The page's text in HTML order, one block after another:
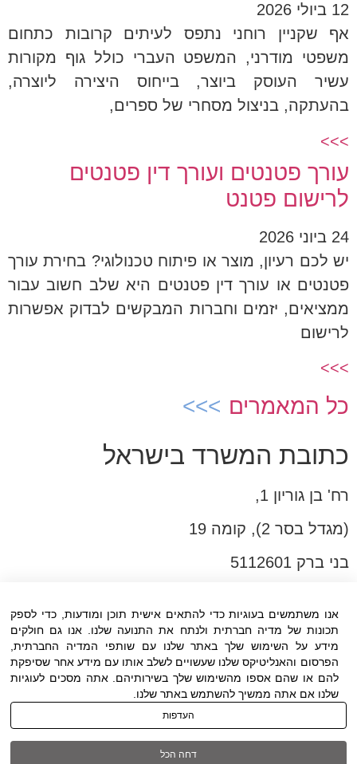
12 ביולי 2026
אף שקניין רוחני נתפס לעיתים קרובות כתחום
משפטי מודרני, המשפט העברי כולל גוף מקורות
עשיר העוסק ביוצר, בייחוס היצירה ליוצרה,
בהעתקה, בניצול מסחרי של ספרים,
>>>
עורך פטנטים ועורך דין פטנטים
לרישום פטנט
24 ביוני 2026
יש לכם רעיון, מוצר או פיתוח טכנולוגי? בחירת עורך
פטנטים או עורך דין פטנטים היא שלב חשוב עבור
ממציאים, יזמים וחברות המבקשים לבדוק אפשרות
לרישום
>>>
כל המאמרים
כתובת המשרד בישראל
רח' בן גוריון 1,
(מגדל בסר 2), קומה 19
בני ברק 5112601
פקס:03-6005531
דוא"ל:office@dwo.co.il
תנאי שימוש|הצהרת נגישות| כל הזכויות
אנו משתמשים בעוגיות כדי להתאים אישית תוכן ומודעות, כדי לספק
תכונות של מדיה חברתית ולנתח את התנועה שלנו. אנו גם חולקים
מידע על השימוש שלך באתר שלנו עם שותפי המדיה החברתית,
הפרסום והאנליטיקס שלנו שעשויים לשלב אותו עם מידע אחר שסיפקת
להם או שהם אספו מהשימוש שלך בשירותיהם. אתה מסכים לעוגיות
שלנו אם אתה ממשיך להשתמש באתר שלנו.
העדפות
דחה הכל